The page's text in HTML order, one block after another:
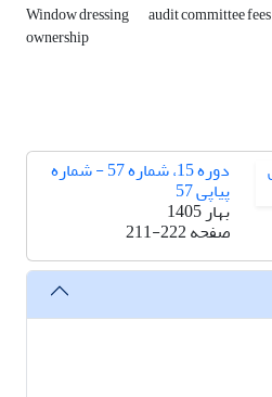
Window dressing audit committee fees
ownership
دوره 15، شماره 57 - شماره
پیاپی 57
بهار 1405
صفحه211-222